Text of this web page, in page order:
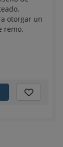
otorgar un
remo.